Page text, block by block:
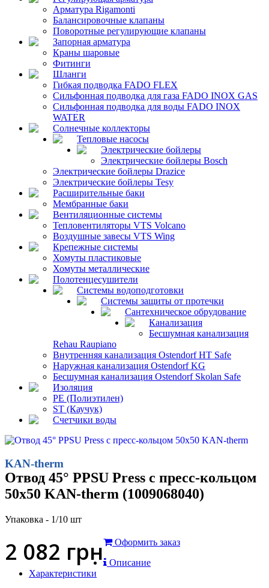
Арматура Rigamonti
Балансировочные клапаны
Поворотные регулирующие клапаны
Запорная арматура
Краны шаровые
Фитинги
Шланги
Гибкая подводка FADO FLEX
Сильфонная подводка для газа FADO INOX GAS
Сильфонная подводка для воды FADO INOX
WATER
Солнечные коллекторы
Тепловые насосы
Электрические бойлеры
Электрические бойлеры Bosch
Электрические бойлеры Drazice
Электрические бойлеры Tesy
Расширительные баки
Мембранные баки
Вентиляционные системы
Тепловентиляторы VTS Volcano
Воздушные завесы VTS Wing
Крепежные системы
Хомуты пластиковые
Хомуты металлические
Полотенцесушители
Системы водоподготовки
Системы защиты от протечки
Сантехническое обрудование
Канализация
Бесшумная канализация
Rehau Raupiano
Внутренняя канализация Ostendorf HT Safe
Наружная канализация Ostendorf KG
Бесшумная канализация Ostendorf Skolan Safe
Изоляция
PE (Полиэтилен)
ST (Каучук)
Счетчики воды
KAN-therm
Отвод 45° PPSU Press c пресс-кольцом
50x50 KAN-therm (1009068040)
Упаковка - 1/10 шт
2 082 грн
Оформить заказ
Описание
Характеристики